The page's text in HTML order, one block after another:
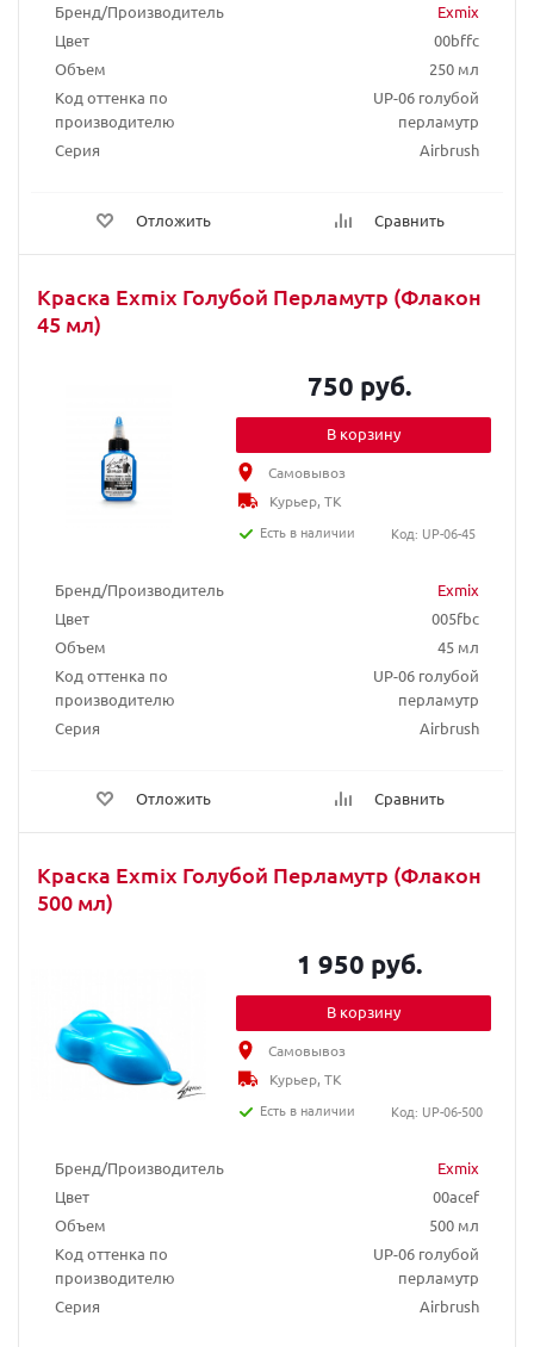
Бренд/Производитель
Exmix
Цвет
00bffc
Объем
250 мл
Код оттенка по
производителю
UP-06 голубой
перламутр
Серия
Airbrush
Отложить Сравнить
Краска Exmix Голубой Перламутр (Флакон
45 мл)
Бренд/Производитель
Exmix
Цвет
005fbc
Объем
45 мл
Код оттенка по
производителю
UP-06 голубой
перламутр
Серия
Airbrush
Отложить Сравнить
750 руб.
В корзину
Самовывоз
Курьер, ТК
Есть в наличии
Код: UP-06-45
Краска Exmix Голубой Перламутр (Флакон
500 мл)
Бренд/Производитель
Exmix
Цвет
00acef
Объем
500 мл
Код оттенка по
производителю
UP-06 голубой
перламутр
Серия
Airbrush
1 950 руб.
В корзину
Самовывоз
Курьер, ТК
Есть в наличии
Код: UP-06-500